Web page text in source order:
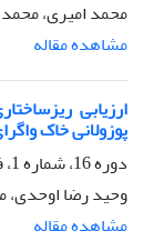
محمد امیری،
مشاهده مقاله
ارزیابی
پوزولانی خاک‌
دوره 16، شماره 1، فروردین و اردیبهشت 1395، صفحه
وحید رضا اوحدی،
مشاهده مقاله